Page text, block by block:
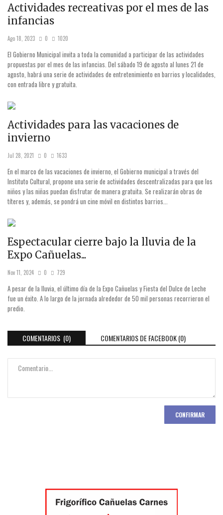
Actividades recreativas por el mes de las
infancias
Ago 18, 2023 0 1020
El Gobierno Municipal invita a toda la comunidad a participar de las actividades
propuestas por el mes de las infancias. Del sábado 19 de agosto al lunes 21 de
agosto, habrá una serie de actividades de entretenimiento en barrios y localidades,
con entrada libre y gratuita.
Actividades para las vacaciones de
invierno
Jul 28, 2021 0 1633
En el marco de las vacaciones de invierno, el Gobierno municipal a través del
Instituto Cultural, propone una serie de actividades descentralizadas para que los
niños y las niñas puedan disfrutar de manera gratuita. Se realizarán obras de
títeres y, además, se pondrá un cine móvil en distintos barrios...
Espectacular cierre bajo la lluvia de la
Expo Cañuelas...
Nov 11, 2024 0 729
A pesar de la lluvia, el último día de la Expo Cañuelas y Fiesta del Dulce de Leche
fue un éxito. A lo largo de la jornada alrededor de 50 mil personas recorrieron el
predio.
COMENTARIOS (0) COMENTARIOS DE FACEBOOK (0)
CONFIRMAR